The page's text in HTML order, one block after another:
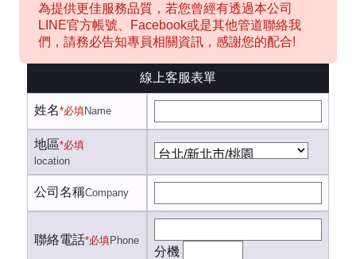
為提供更佳服務品質，若您曾經有透過本公司
LINE官方帳號、Facebook或是其他管道聯絡我
們，請務必告知專員相關資訊，感謝您的配合!
線上客服表單
姓名*必填Name
地區*必填
location
公司名稱Company
聯絡電話*必填Phone
分機